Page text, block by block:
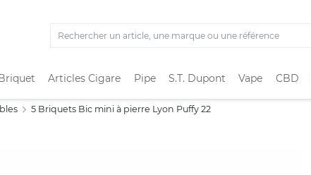
Articles Cigare Pipe S.T. Dupont Vape CBD
5 Briquets Bic mini à pierre Lyon Puffy 22